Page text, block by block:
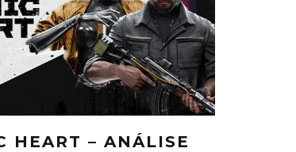
HEART – ANÁLISE